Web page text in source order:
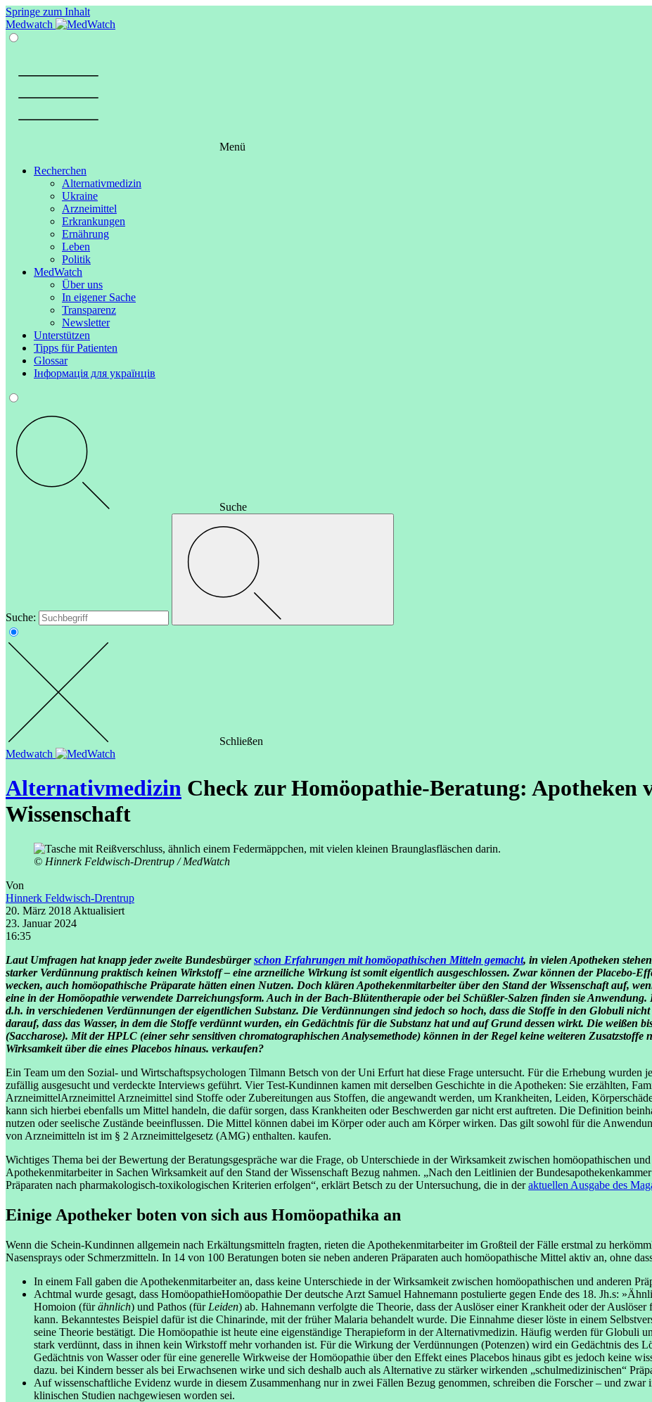
Springe zum Inhalt
Medwatch
Menü
Recherchen
Alternativmedizin
Ukraine
Arzneimittel
Erkrankungen
Ernährung
Leben
Politik
MedWatch
Über uns
In eigener Sache
Transparenz
Newsletter
Unterstützen
Tipps für Patienten
Glossar
Інформація для українців
Suche
Suche:
Schließen
Medwatch
Alternativmedizin Check zur Homöopathie-Beratung: Apotheken
Wissenschaft
© Hinnerk Feldwisch-Drentrup / MedWatch
Von
Hinnerk Feldwisch-Drentrup
20. März 2018 Aktualisiert
23. Januar 2024
16:35
Laut Umfragen hat knapp jeder zweite Bundesbürgerschon Erfahrungen mit homöopathischen Mitteln gemacht, in vielen Apotheken
starker Verdünnung praktisch keinen Wirkstoff – eine arzneiliche Wirkung ist somit eigentlich ausgeschlossen. Zwar können der Placebo-
wecken, auch homöopathische Präparate hätten einen Nutzen. Doch klären Apothekenmitarbeiter über den Stand der Wissenschaft auf,
eine in der Homöopathie verwendete Darreichungsform. Auch in der Bach-Blütentherapie oder bei Schüßler-Salzen finden sie
d.h. in verschiedenen Verdünnungen der eigentlichen Substanz. Die Verdünnungen sind jedoch so hoch, dass die Stoffe in den Globuli
darauf, dass das Wasser, in dem die Stoffe verdünnt wurden, ein Gedächtnis für die Substanz hat und auf Grund dessen wirkt. Die weißen
(Saccharose). Mit der HPLC (einer sehr sensitiven chromatographischen Analysemethode) können in der Regel keine weiteren Zusatzstoffe
Wirksamkeit über die eines Placebos hinaus. verkaufen?
Ein Team um den Sozial- und Wirtschaftspsychologen Tilmann Betsch von der Uni Erfurt hat diese Frage untersucht. Für die Erhebung
zufällig ausgesucht und verdeckte Interviews geführt. Vier Test-Kundinnen kamen mit derselben Geschichte in die Apotheken: Sie erzählten,
ArzneimittelArzneimittel Arzneimittel sind Stoffe oder Zubereitungen aus Stoffen, die angewandt werden, um Krankheiten, Leiden,
kann sich hierbei ebenfalls um Mittel handeln, die dafür sorgen, dass Krankheiten oder Beschwerden gar nicht erst auftreten. Die Definition
nutzen oder seelische Zustände beeinflussen. Die Mittel können dabei im Körper oder auch am Körper wirken. Das gilt sowohl für die
von Arzneimitteln ist im § 2 Arzneimittelgesetz (AMG) enthalten. kaufen.
Wichtiges Thema bei der Bewertung der Beratungsgespräche war die Frage, ob Unterschiede in der Wirksamkeit zwischen homöopathischen
Apothekenmitarbeiter in Sachen Wirksamkeit auf den Stand der Wissenschaft Bezug nahmen. „Nach den Leitlinien der
Präparaten nach pharmakologisch-toxikologischen Kriterien erfolgen“, erklärt Betsch zu der Untersuchung, die in deraktuellen Ausgabe des
Einige Apotheker boten von sich aus Homöopathika an
Wenn die Schein-Kundinnen allgemein nach Erkältungsmitteln fragten, rieten die Apothekenmitarbeiter im Großteil der Fälle erstmal zu
Nasensprays oder Schmerzmitteln. In 14 von 100 Beratungen boten sie neben anderen Präparaten auch homöopathische Mittel aktiv an, ohne
In einem Fall gaben die Apothekenmitarbeiter an, dass keine Unterschiede in der Wirksamkeit zwischen homöopathischen und anderen
Achtmal wurde gesagt, dass HomöopathieHomöopathie Der deutsche Arzt Samuel Hahnemann postulierte gegen Ende des 18. Jh.s:
Homoion (fürähnlich) und Pathos (für Leiden) ab. Hahnemann verfolgte die Theorie, dass der Auslöser einer Krankheit oder der
kann. Bekanntestes Beispiel dafür ist die Chinarinde, mit der früher Malaria behandelt wurde. Die Einnahme dieser löste in einem
seine Theorie bestätigt. Die Homöopathie ist heute eine eigenständige Therapieform in der Alternativmedizin. Häufig werden für Globuli
stark verdünnt, dass in ihnen kein Wirkstoff mehr vorhanden ist. Für die Wirkung der Verdünnungen (Potenzen) wird ein Gedächtnis des
Gedächtnis von Wasser oder für eine generelle Wirkweise der Homöopathie über den Effekt eines Placebos hinaus gibt es jedoch keine
dazu. bei Kindern besser als bei Erwachsenen wirke und sich deshalb auch als Alternative zu stärker wirkenden „schulmedizinischen“
Auf wissenschaftliche Evidenz wurde in diesem Zusammenhang nur in zwei Fällen Bezug genommen, schreiben die Forscher – und
klinischen Studien nachgewiesen worden sei.